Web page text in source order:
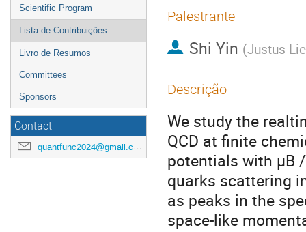
Scientific Program
Lista de Contribuições
Livro de Resumos
Committees
Sponsors
Contact
quantfunc2024@gmail.com
Palestrante
Shi Yin (Justus
Descrição
We study the
QCD at finite
potentials with µB
quarks scattering
as peaks in the
space-like